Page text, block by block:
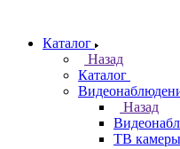
Каталог
Назад
Каталог
Назад
ТВ камеры